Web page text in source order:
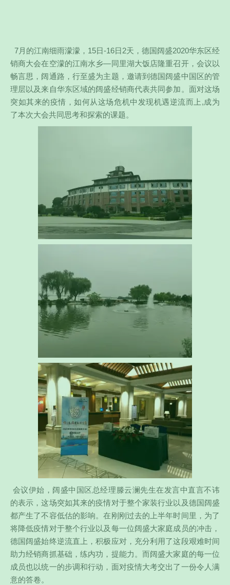
7月的江南细雨濛濛，15日-16日2天，德国阔盛2020华东区经
销商大会在空濛的江南水乡—同里湖大饭店隆重召开，会议以
畅言思，阔通路，行至盛为主题，邀请到德国阔盛中国区的管
理层以及来自华东区域的阔盛经销商代表共同参加。面对这场
突如其来的疫情，如何从这场危机中发现机遇逆流而上,成为
了本次大会共同思考和探索的课题。
会议伊始，阔盛中国区总经理滕云澜先生在发言中直言不讳
的表示，这场突如其来的疫情对于整个家装行业以及德国阔盛
都产生了不容低估的影响。在刚刚过去的上半年时间里，为了
将降低疫情对于整个行业以及每一位阔盛大家庭成员的冲击，
德国阔盛始终逆流直上，积极应对，充分利用了这段艰难时间
助力经销商抓基础，练内功，提能力。而阔盛大家庭的每一位
成员也以统一的步调和行动，面对疫情大考交出了一份令人满
意的答卷。